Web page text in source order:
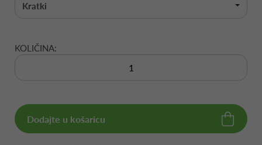
Kratki
KOLIČINA:
Dodajte u košaricu